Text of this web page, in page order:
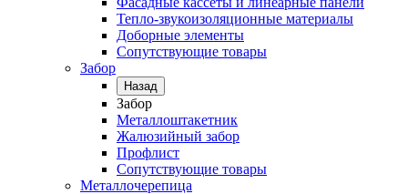
Тепло-звукоизоляционные материалы
Доборные элементы
Сопутствующие товары
Забор
Назад
Забор
Металлоштакетник
Жалюзийный забор
Профлист
Сопутствующие товары
Металлочерепица